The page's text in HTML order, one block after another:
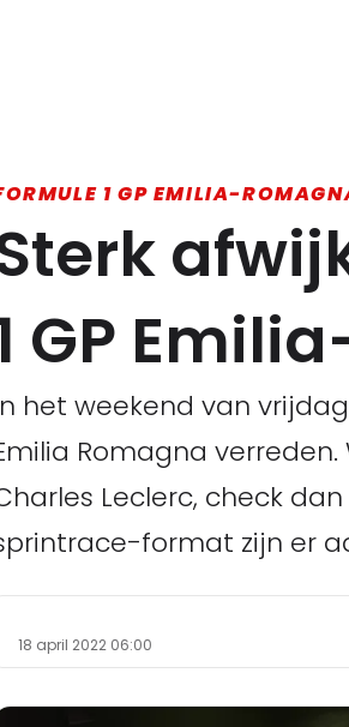
1 GP EMILIA-
GP
het weekend van
Romagna
Leclerc, check
format zijn er
18 april 2022 06:00